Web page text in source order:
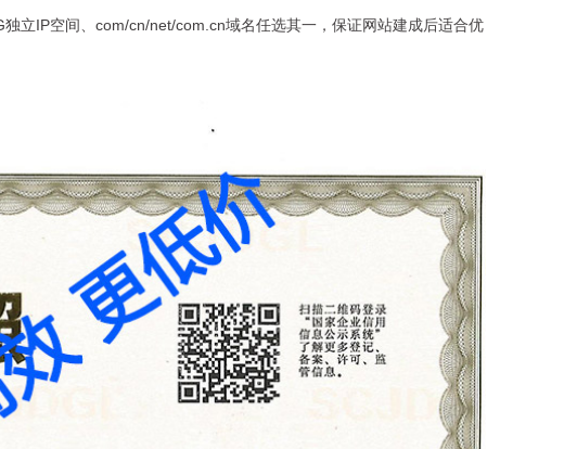
立IP空间、com/cn/net/com.cn域名任选其一，保证网站建成后适合优